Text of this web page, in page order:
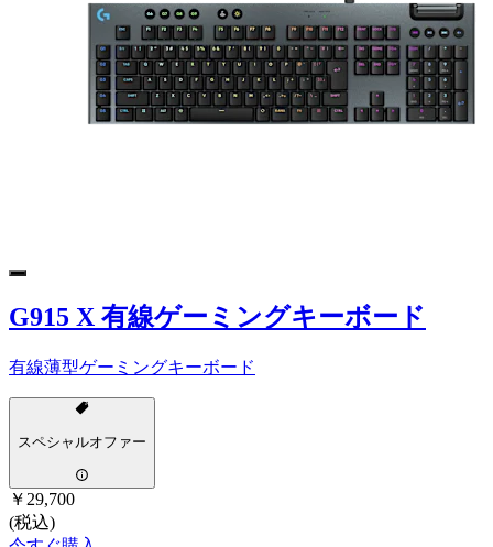
G915 X 有線ゲーミングキーボード
有線薄型ゲーミングキーボード
スペシャルオファー
￥29,700
(税込)